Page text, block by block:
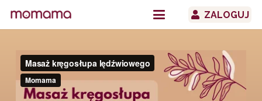
ZALOGUJ